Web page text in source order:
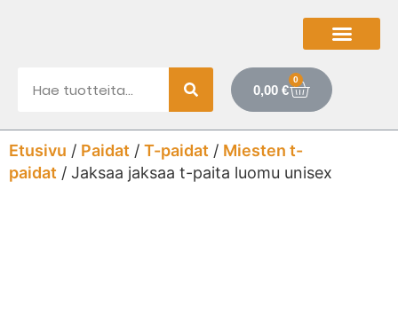
0,00 €
0
Etusivu / Paidat / T-paidat / Miesten t-
paidat / Jaksaa jaksaa t-paita luomu unisex